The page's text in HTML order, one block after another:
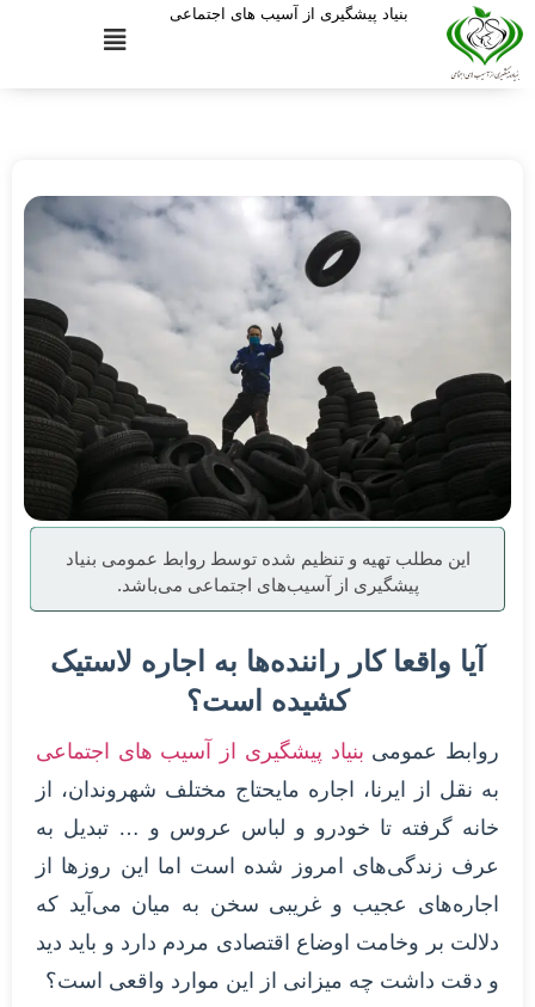
بنیاد پیشگیری از آسیب های اجتماعی
این مطلب تهیه و تنظیم شده توسط روابط عمومی بنیاد
پیشگیری از آسیب‌های اجتماعی می‌باشد.
آیا واقعا کار راننده‌ها به اجاره لاستیک
کشیده است؟
روابط عمومی بنیاد پیشگیری از آسیب های اجتماعی
به نقل از ایرنا، اجاره مایحتاج مختلف شهروندان، از
خانه گرفته تا خودرو و لباس عروس و … تبدیل به
عرف زندگی‌های امروز شده است اما این روزها از
اجاره‌های عجیب و غریبی سخن به میان می‌آید که
دلالت بر وخامت اوضاع اقتصادی مردم دارد و باید دید
و دقت داشت چه میزانی از این موارد واقعی است؟